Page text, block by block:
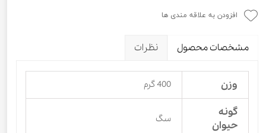
افزودن به علاقه مندی ها
مشخصات محصول نظرات
وزن 400 گرم
گونه
حیوان
سگ